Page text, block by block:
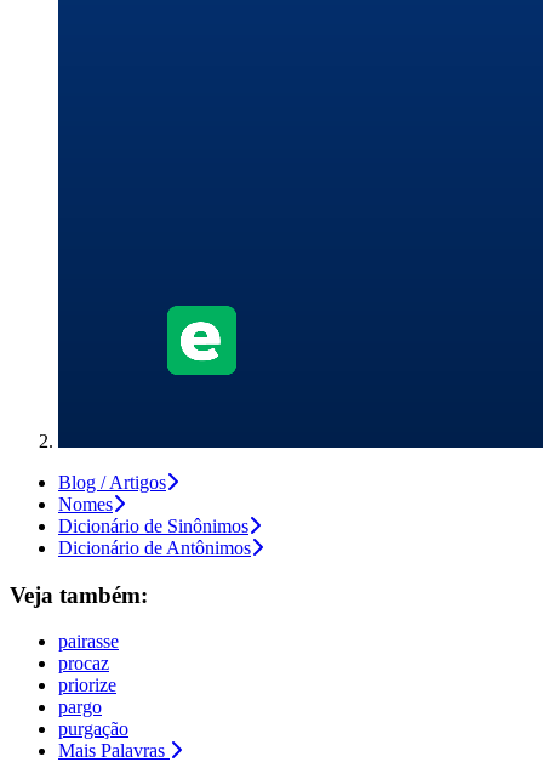
Blog / Artigos
Nomes
Dicionário de Sinônimos
Dicionário de Antônimos
Veja também:
pairasse
procaz
priorize
pargo
purgação
Mais Palavras